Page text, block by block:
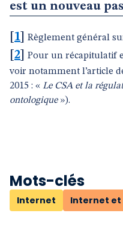
est un nouveau
1 Règlement général
2
Pour un récapitulatif
voir notamment l’article
2015 : « Le CSA et la
ontologique»).
Mots-clés
Internet Internet et